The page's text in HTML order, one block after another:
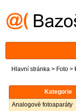
Hlavní stránka > Foto >
Kategorie
Analogové fotoaparáty